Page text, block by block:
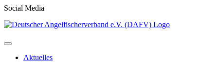
Social Media
Aktuelles